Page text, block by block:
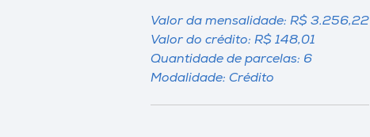
Valor da mensalidade: R$ 3.256,22
Valor do crédito: R$ 148,01
Quantidade de parcelas: 6
Modalidade: Crédito